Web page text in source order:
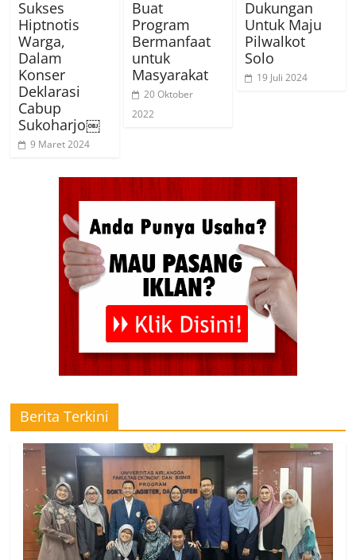
Sukses
Hiptnotis
Warga,
Dalam
Konser
Deklarasi
Cabup
Sukoharjo￼
9 Maret 2024
Buat
Program
Bermanfaat
untuk
Masyarakat
20 Oktober
2022
Dukungan
Untuk Maju
Pilwalkot
Solo
19 Juli 2024
Berita Terkini